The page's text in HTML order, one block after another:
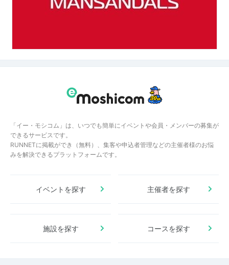
「イー・モシコム」は、いつでも簡単にイベントや会員・メンバーの募集が
できるサービスです。
RUNNETに掲載ができ（無料）、集客や申込者管理などの主催者様のお悩
みを解決できるプラットフォームです。
イベントを探す 主催者を探す
施設を探す コースを探す